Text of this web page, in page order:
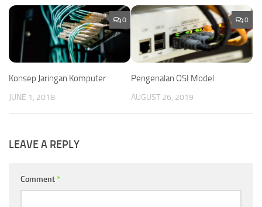
0
Konsep Jaringan Komputer
JUNE 1, 2018
0
Pengenalan OSI Model
AUGUST 26, 2019
LEAVE A REPLY
Comment *